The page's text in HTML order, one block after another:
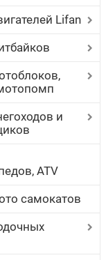
Lifan
и
ATV
самокатов